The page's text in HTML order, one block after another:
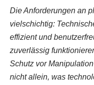
Die Anforderungen an
vielschichtig:
effizient und
zuverlässig
Schutz vor
nicht allein, was